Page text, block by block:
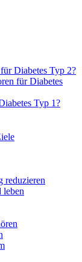
Diabetes Typ 2?
für Diabetes
Typ 1?
reduzieren
leben